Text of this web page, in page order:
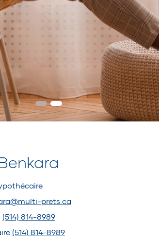
prets.ca
(514) 814-8989
(514) 814-8989